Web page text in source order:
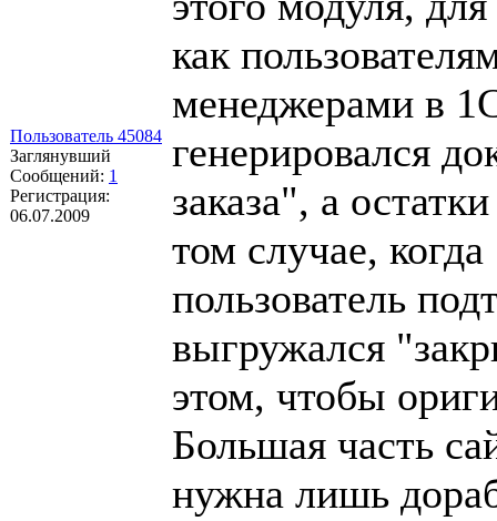
Пользователь 45084
Заглянувший
Сообщений: 1
Регистрация:
06.07.2009
как
менеджерами в
генерировался
заказа", а
том случае, когда
пользователь
выгружался
этом, чтобы
Большая часть
нужна лишь